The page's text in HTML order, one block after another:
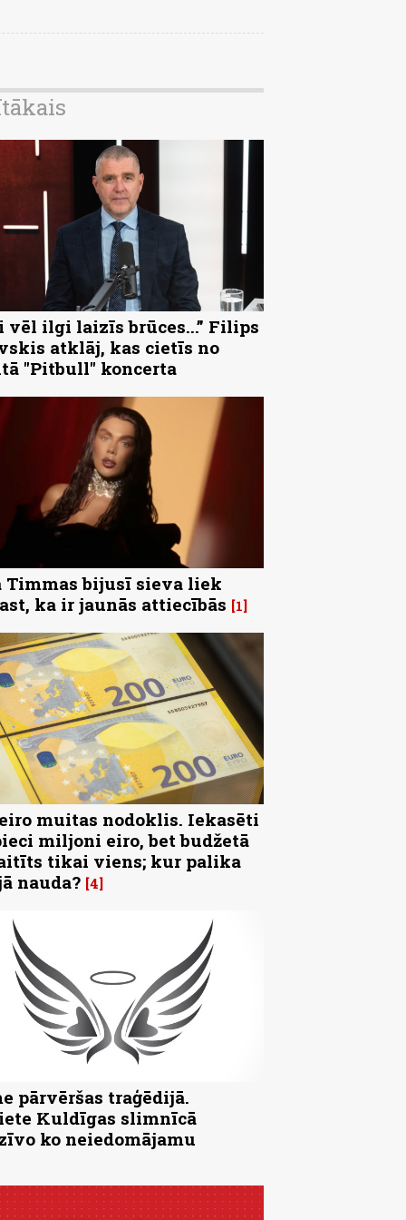
vēl ilgi laizīs brūces...” Filips
atklāj, kas cietīs no
"Pitbull" koncerta
Timmas bijusī sieva liek
ka ir jaunās attiecībās 1
muitas nodoklis. Iekasēti
miljoni eiro, bet budžetā
tikai viens; kur palika
nauda? 4
pārvēršas traģēdijā.
Kuldīgas slimnīcā
ko neiedomājamu